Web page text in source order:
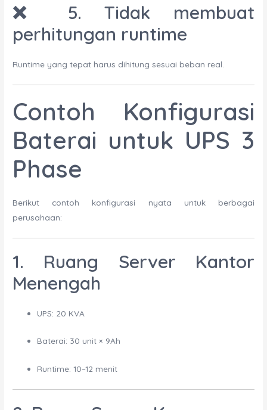
❌ 5. Tidak membuat
perhitungan runtime
Runtime yang tepat harus dihitung sesuai beban real.
Contoh Konfigurasi
Baterai untuk UPS 3
Phase
Berikut contoh konfigurasi nyata untuk berbagai
perusahaan:
1. Ruang Server Kantor
Menengah
UPS: 20 KVA
Baterai: 30 unit × 9Ah
Runtime: 10–12 menit